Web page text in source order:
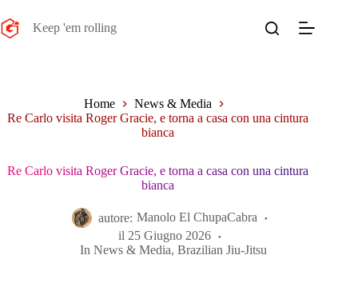
al
contenuto
Keep 'em rolling
Home
News & Media
Re Carlo visita Roger Gracie, e torna a casa con una cintura
bianca
Re Carlo visita Roger Gracie, e torna a casa con una cintura
bianca
autore: Manolo El ChupaCabra
il 25 Giugno 2026
In News & Media,Brazilian Jiu-Jitsu